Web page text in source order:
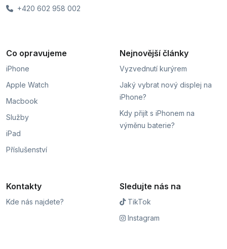
+420 602 958 002
Co opravujeme
iPhone
Apple Watch
Macbook
Služby
iPad
Příslušenství
Nejnovější články
Vyzvednutí kurýrem
Jaký vybrat nový displej na
iPhone?
Kdy přijít s iPhonem na
výměnu baterie?
Kontakty
Kde nás najdete?
Sledujte nás na
TikTok
Instagram